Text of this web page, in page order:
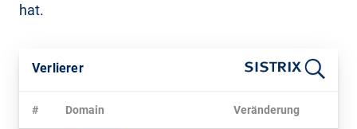
hat.
Verlierer
# Domain Veränderung